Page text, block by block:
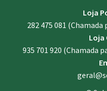
Loja
282 475 081 (Chamada
Loja
935 701 920 (Chamada